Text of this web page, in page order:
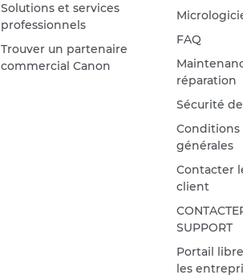
Solutions et services
professionnels
Trouver un partenaire
commercial Canon
FAQ
réparation
Sécurité
générales
Contacter
client
SUPPORT
Portail
les